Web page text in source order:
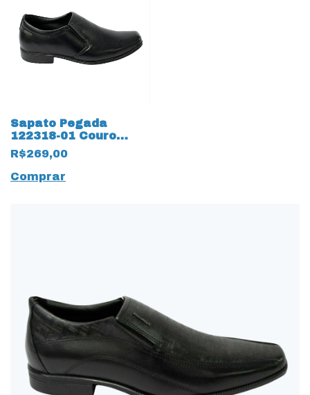
Sapato Pegada
122318-01 Couro
Natural Mestiço
14242 Preto
R$269,00
Comprar